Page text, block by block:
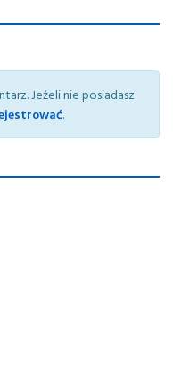
Jeżeli nie posiadasz
.